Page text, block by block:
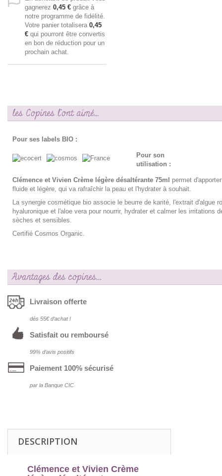
gagnerez 0,45 € grâce à
notre programme de fidélité.
Votre panier totalisera 0,45
€ qui pourront être convertis
en bon de réduction pour un
prochain achat.
les Copines l'ont aimé...
Pour ses labels BIO :
Pour son
utilisation :
Clémence et Vivien Crème légère désaltérante 75ml
permet
fluide et légère, qui va rafraîchir la peau et l'hydrater à souhait.
La synergie cosmétique bio associe le beurre de karité, l'extrait d'algue
hyaluronique et l'aloe vera pour nourrir, hydrater et calmer les irritations
sèches et sensibles.
Certifié Cosmos Organic.
Avantages des copines…
Livraison offerte
dés 55€ d‘achat !
Satisfait ou remboursé
99% d‘avis positifs
Paiement 100% sécurisé
par la Banque CIC
DESCRIPTION
Clémence et Vivien Crème